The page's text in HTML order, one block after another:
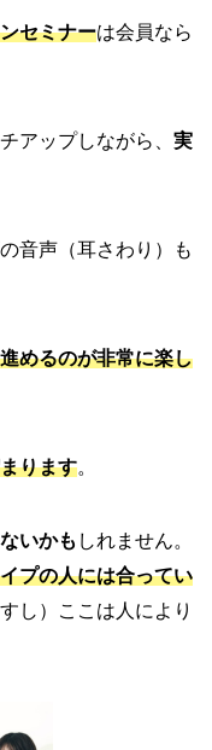
セミナーは会員なら
アップしながら、 実
音声（耳さわり）も
めるのが非常に楽し
ります。
いかも しれません。
プの人には合ってい
し）ここは人により